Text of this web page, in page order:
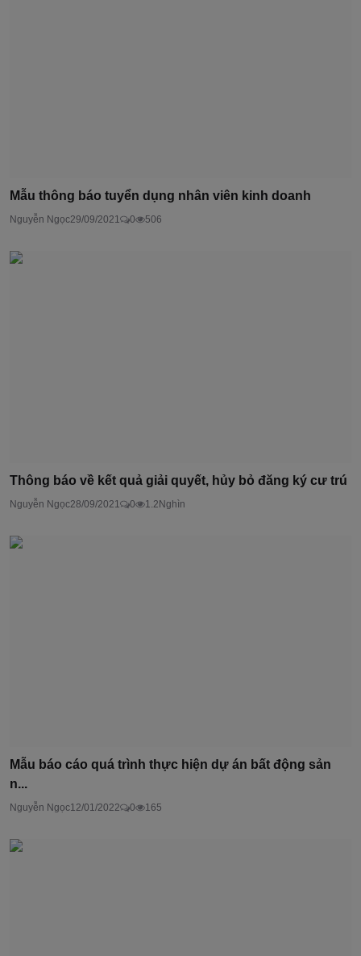
Mẫu thông báo tuyển dụng nhân viên kinh doanh
Nguyễn Ngọc29/09/2021 0 506
Thông báo về kết quả giải quyết, hủy bỏ đăng ký cư trú
Nguyễn Ngọc28/09/2021 0 1.2Nghìn
Mẫu báo cáo quá trình thực hiện dự án bất động sản
n...
Nguyễn Ngọc12/01/2022 0 165